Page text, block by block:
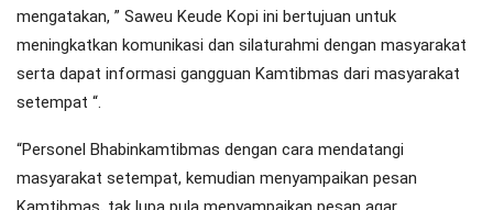
mengatakan, ” Saweu Keude Kopi ini bertujuan untuk
meningkatkan komunikasi dan silaturahmi dengan masyarakat
serta dapat informasi gangguan Kamtibmas dari masyarakat
setempat “.
“Personel Bhabinkamtibmas dengan cara mendatangi
masyarakat setempat, kemudian menyampaikan pesan